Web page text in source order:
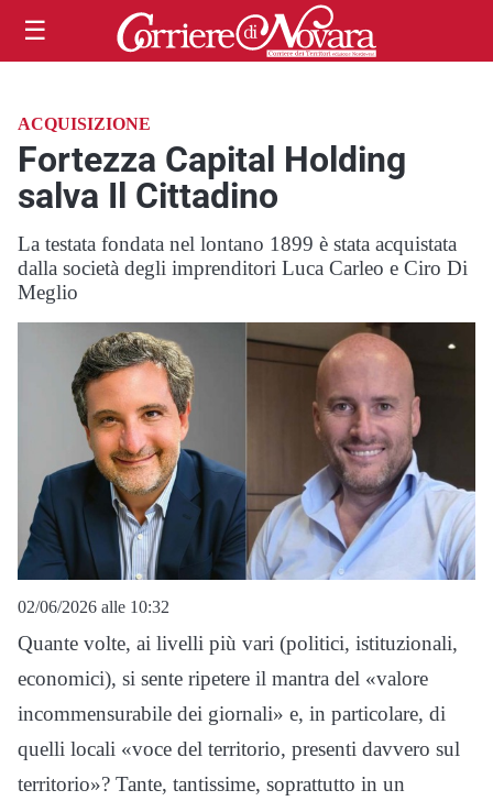
☰
ACQUISIZIONE
Fortezza Capital Holding
salva Il Cittadino
La testata fondata nel lontano 1899 è stata acquistata
dalla società degli imprenditori Luca Carleo e Ciro Di
Meglio
02/06/2026 alle 10:32
Quante volte, ai livelli più vari (politici, istituzionali,
economici), si sente ripetere il mantra del «valore
incommensurabile dei giornali» e, in particolare, di
quelli locali «voce del territorio, presenti davvero sul
territorio»? Tante, tantissime, soprattutto in un